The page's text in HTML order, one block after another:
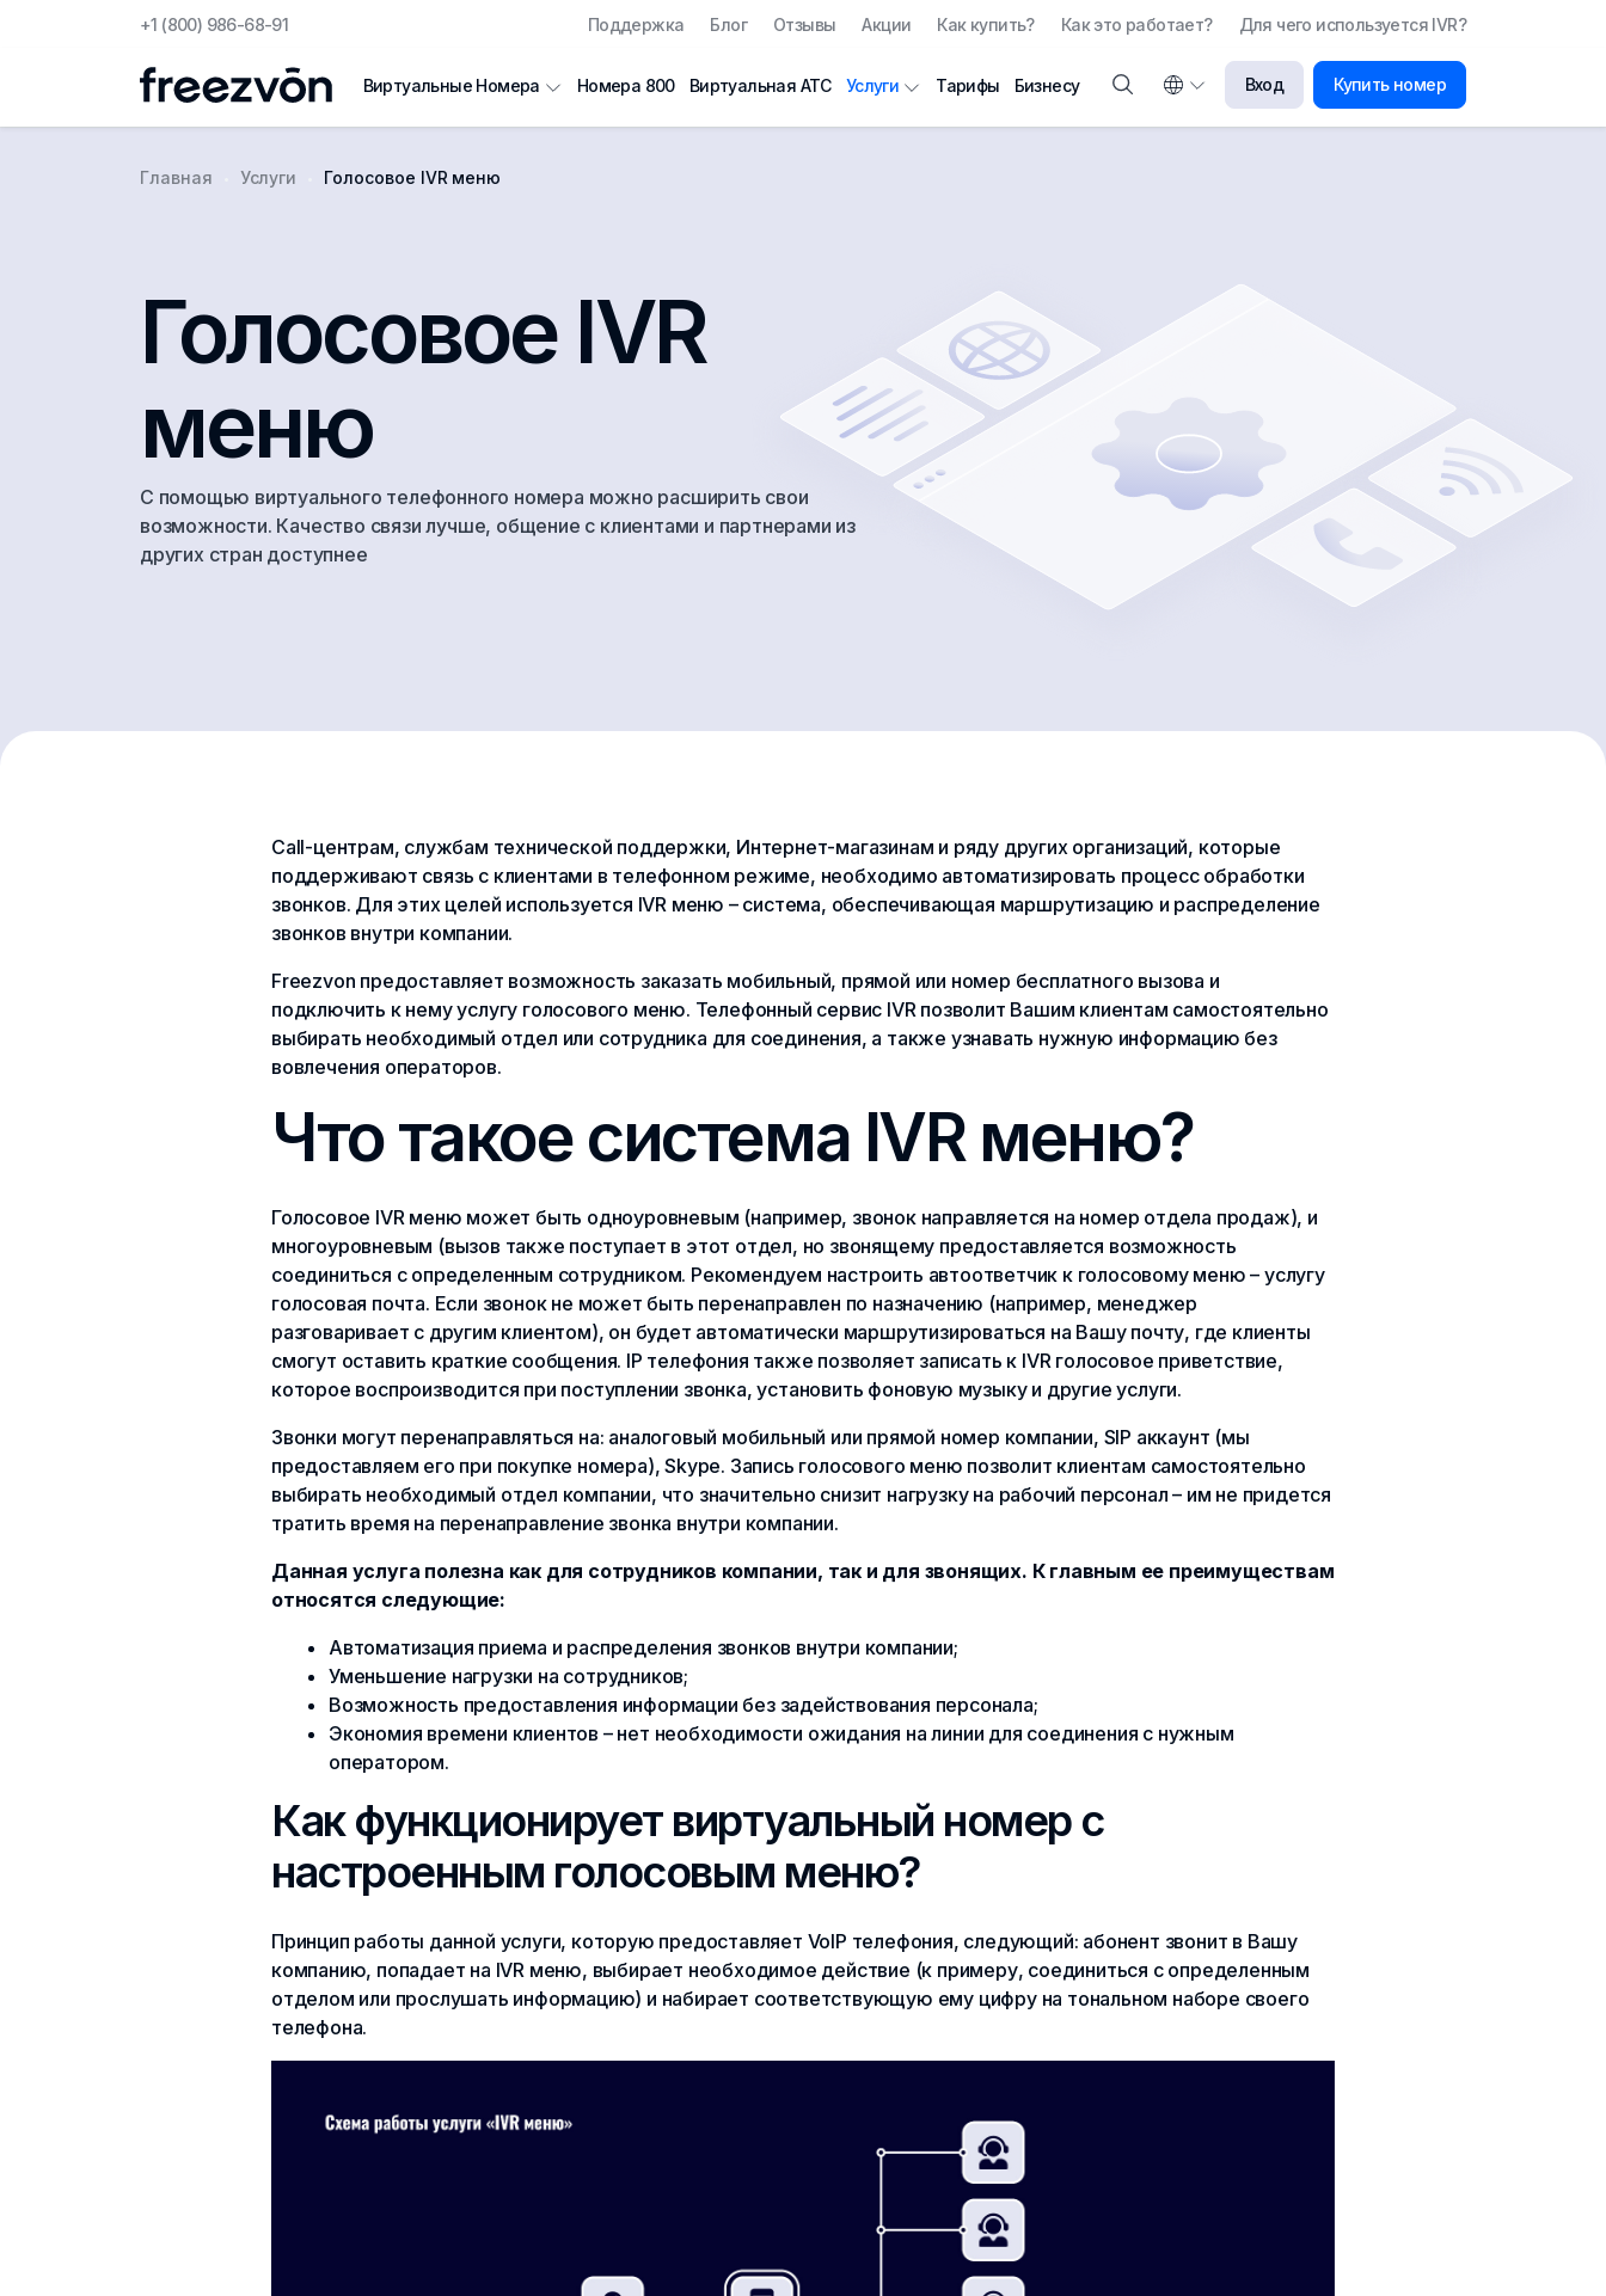
+1 (800) 986-68-91 Поддержка Блог Отзывы Акции Как купить? Как это работает? Для чего используется IVR?
Вход Купить номер
Виртуальные Номера Номера 800 Виртуальная АТС Услуги Тарифы Бизнесу
Главная Услуги Голосовое IVR меню
Голосовое IVR
меню
С помощью виртуального телефонного номера можно расширить свои
возможности. Качество связи лучше, общение с клиентами и партнерами из
других стран доступнее
Call-центрам, службам технической поддержки, Интернет-магазинам и ряду других организаций, которые
поддерживают связь с клиентами в телефонном режиме, необходимо автоматизировать процесс обработки
звонков. Для этих целей используется IVR меню – система, обеспечивающая маршрутизацию и распределение
звонков внутри компании.
Freezvon предоставляет возможность заказать мобильный, прямой или номер бесплатного вызова и
подключить к нему услугу голосового меню. Телефонный сервис IVR позволит Вашим клиентам самостоятельно
выбирать необходимый отдел или сотрудника для соединения, а также узнавать нужную информацию без
вовлечения операторов.
Что такое система IVR меню?
Голосовое IVR меню может быть одноуровневым (например, звонок направляется на номер отдела продаж), и
многоуровневым (вызов также поступает в этот отдел, но звонящему предоставляется возможность
соединиться с определенным сотрудником. Рекомендуем настроить автоответчик к голосовому меню – услугу
голосовая почта. Если звонок не может быть перенаправлен по назначению (например, менеджер
разговаривает с другим клиентом), он будет автоматически маршрутизироваться на Вашу почту, где клиенты
смогут оставить краткие сообщения. IP телефония также позволяет записать к IVR голосовое приветствие,
которое воспроизводится при поступлении звонка, установить фоновую музыку и другие услуги.
Звонки могут перенаправляться на: аналоговый мобильный или прямой номер компании, SIP аккаунт (мы
предоставляем его при покупке номера), Skype. Запись голосового меню позволит клиентам самостоятельно
выбирать необходимый отдел компании, что значительно снизит нагрузку на рабочий персонал – им не придется
тратить время на перенаправление звонка внутри компании.
Данная услуга полезна как для сотрудников компании, так и для звонящих. К главным ее преимуществам
относятся следующие:
Автоматизация приема и распределения звонков внутри компании;
Уменьшение нагрузки на сотрудников;
Возможность предоставления информации без задействования персонала;
Экономия времени клиентов – нет необходимости ожидания на линии для соединения с нужным
оператором.
Как функционирует виртуальный номер с
настроенным голосовым меню?
Принцип работы данной услуги, которую предоставляет VoIP телефония, следующий: абонент звонит в Вашу
компанию, попадает на IVR меню, выбирает необходимое действие (к примеру, соединиться с определенным
отделом или прослушать информацию) и набирает соответствующую ему цифру на тональном наборе своего
телефона.